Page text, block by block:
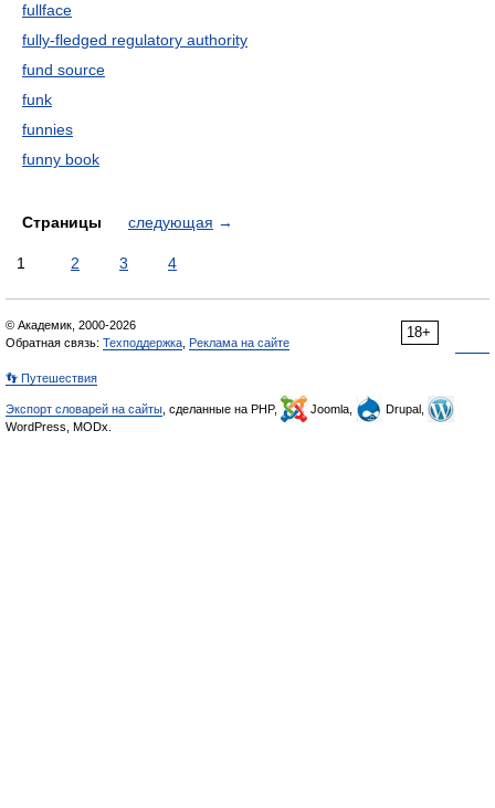
fullface
fully-fledged regulatory authority
fund source
funk
funnies
funny book
Страницы следующая →
1 2 3 4
18+
© Академик, 2000-2026
Обратная связь: Техподдержка Реклама на сайте
👣 Путешествия
Экспорт словарей на сайты , сделанные на PHP, Joomla,
Drupal,
WordPress, MODx.